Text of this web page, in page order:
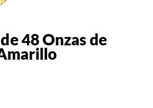
48 Onzas de